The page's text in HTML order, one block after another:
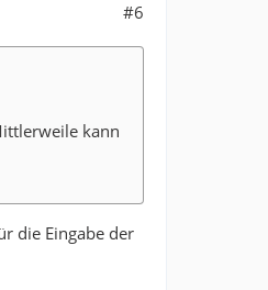
#6
kann
die Eingabe der